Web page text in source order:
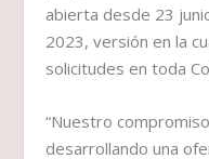
abierta desde 23
2023, versión en la
solicitudes en toda
“Nuestro
desarrollando una